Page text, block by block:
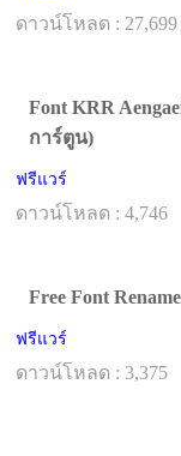
ดาวน์โหลด : 27,699
Font KRR
การ์ตูน)
ฟรีแวร์
ดาวน์โหลด : 4,746
Free Font
ฟรีแวร์
ดาวน์โหลด : 3,375